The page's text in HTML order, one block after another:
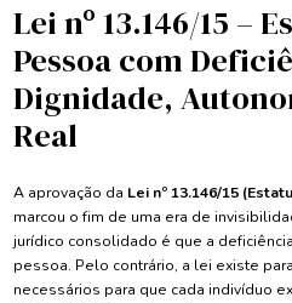
Lei nº 13.146/15 –
Pessoa com
Dignidade,
Real
A aprovação da Lei nº 13.146/15
marcou o fim de uma era de
jurídico consolidado é que a
pessoa. Pelo contrário, a lei existe
necessários para que cada indivíduo